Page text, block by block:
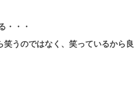
・・・
笑うのではなく、笑っているから良